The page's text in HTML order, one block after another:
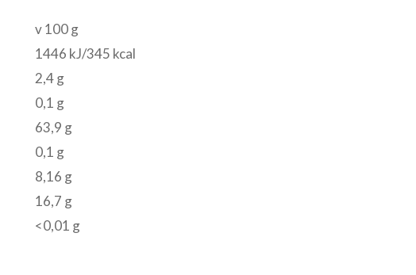
v 100 g
1446 kJ/345 kcal
2,4 g
0,1 g
63,9 g
0,1 g
8,16 g
16,7 g
<0,01 g